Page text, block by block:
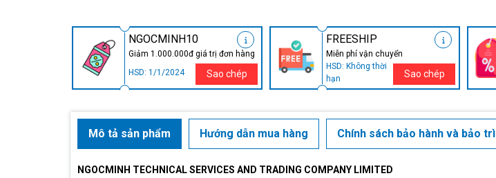
NGOCMINH10
Giảm 1.000.000đ giá trị đơn hàng
HSD: 1/1/2024
Sao chép
FREESHIP
Miễn phí vận chuyển
HSD: Không thời
hạn
Sao chép
Mô tả sản phẩm Hướng dẫn mua hàng Chính sách bảo hành và bảo trì
NGOCMINH TECHNICAL SERVICES AND TRADING COMPANY LIMITED